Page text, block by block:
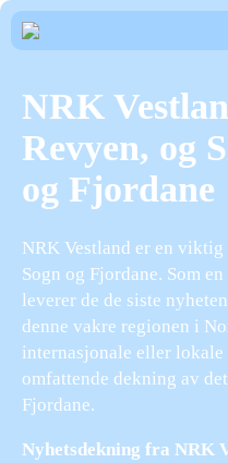
NRK
Revyen, og
og Fjordane
NRK Vestland er en
Sogn og Fjordane. Som
leverer de de siste
denne vakre regionen i
internasjonale eller
omfattende dekning av
Fjordane.
Nyhetsdekning fra NRK